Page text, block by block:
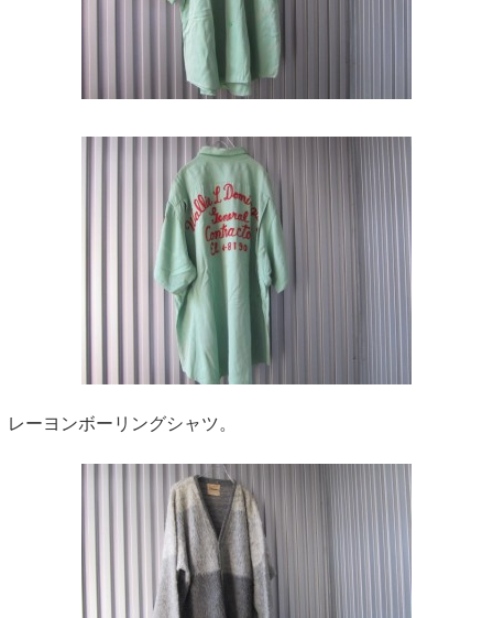
レーヨンボーリングシャツ。